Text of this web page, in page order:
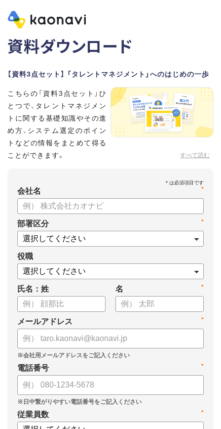
資料ダウンロード
【資料3点セット】 「タレントマネジメント」へのはじめの一歩
すべて読む
こちらの「資料3点セット」ひ
とつで、タレントマネジメン
トに関する基礎知識やその進
め方、システム選定のポイン
トなどの情報をまとめて得る
ことができます。
【資料セット内容】
・超入門タレントマネジメント
・タレントマネジメントシステムの選び方
・タレントマネジメントシステム「カオナビ」の説明資料
*
会社名
*
部署区分
役職
氏名：姓 *
名
*
メールアドレス
*
電話番号
*
従業員数